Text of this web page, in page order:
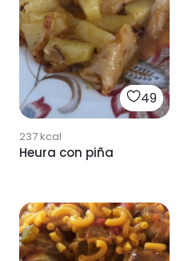
49
237kcal
Heura con piña